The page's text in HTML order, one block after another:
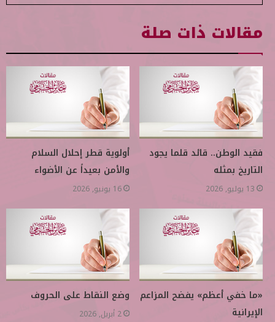
مقالات ذات صلة
فقيد الوطن.. قائد قلما يجود
التاريخ بمثله
13 يوليو, 2026
أولوية قطر إحلال السلام
والأمن بعيداً عن الأضواء
16 يونيو, 2026
«ما خفي أعظم» يفضح المزاعم
الإيرانية
وضع النقاط على الحروف
2 أبريل, 2026